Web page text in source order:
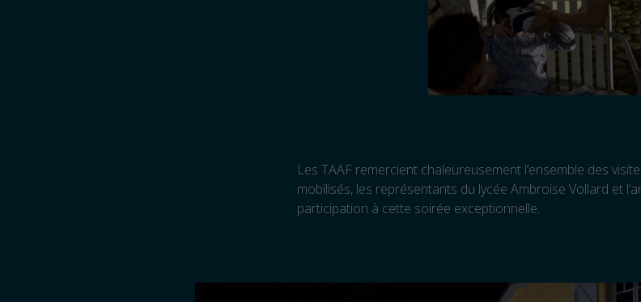
Les TAAF remercient chaleureusement l’ensemble des
mobilisés, les représentants du lycée Ambroise Vollard et
participation à cette soirée exceptionnelle.